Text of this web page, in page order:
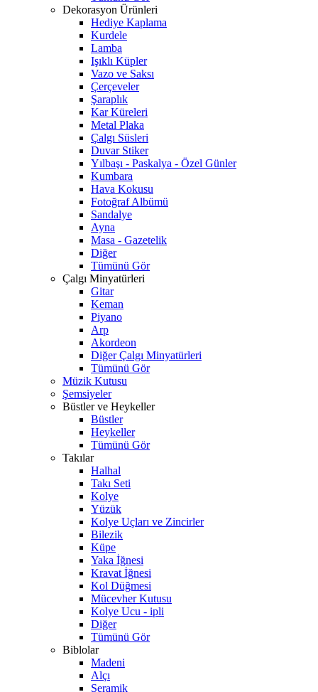
Dekorasyon Ürünleri
Hediye Kaplama
Kurdele
Lamba
Işıklı Küpler
Vazo ve Saksı
Çerçeveler
Şaraplık
Kar Küreleri
Metal Plaka
Çalgı Süsleri
Duvar Stiker
Yılbaşı - Paskalya - Özel Günler
Kumbara
Hava Kokusu
Fotoğraf Albümü
Sandalye
Ayna
Masa - Gazetelik
Diğer
Tümünü Gör
Çalgı Minyatürleri
Gitar
Keman
Piyano
Arp
Akordeon
Diğer Çalgı Minyatürleri
Tümünü Gör
Müzik Kutusu
Şemsiyeler
Büstler ve Heykeller
Büstler
Heykeller
Tümünü Gör
Takılar
Halhal
Takı Seti
Kolye
Yüzük
Kolye Uçları ve Zincirler
Bilezik
Küpe
Yaka İğnesi
Kravat İğnesi
Kol Düğmesi
Mücevher Kutusu
Kolye Ucu - ipli
Diğer
Tümünü Gör
Biblolar
Madeni
Alçı
Seramik